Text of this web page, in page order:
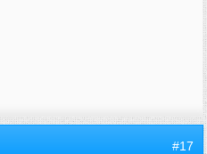
#17